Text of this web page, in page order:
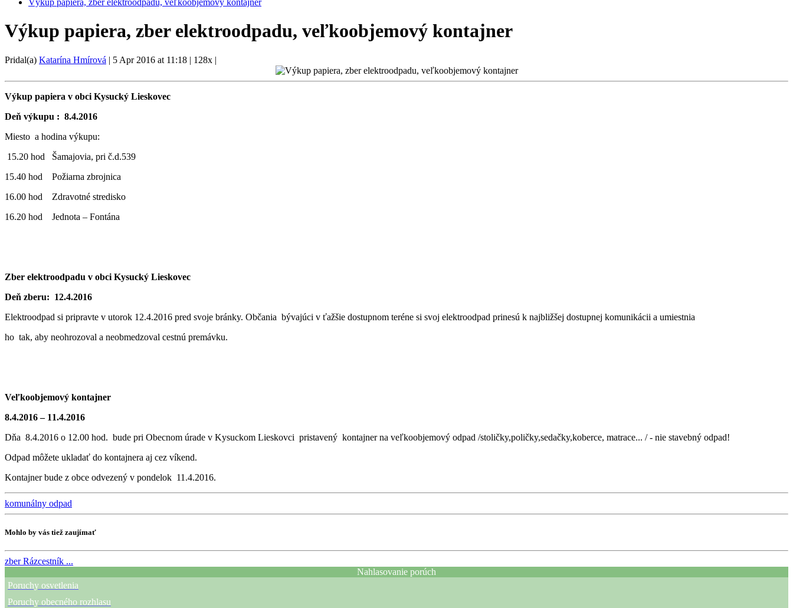
Výkup papiera, zber elektroodpadu, veľkoobjemový kontajner
Výkup papiera, zber elektroodpadu, veľkoobjemový kontajner
Pridal(a) Katarína Hmírová | 5 Apr 2016 at 11:18 | 128x |
Výkup papiera v obci Kysucký Lieskovec
Deň výkupu : 8.4.2016
Miesto a hodina výkupu:
15.20 hod Šamajovia, pri č.d.539
15.40 hod Požiarna zbrojnica
16.00 hod Zdravotné stredisko
16.20 hod Jednota – Fontána
Zber elektroodpadu v obci Kysucký Lieskovec
Deň zberu: 12.4.2016
Elektroodpad si pripravte v utorok 12.4.2016 pred svoje bránky. Občania bývajúci v ťažšie dostupnom teréne si svoj elektroodpad prinesú k najbližšej dostupnej komunikácii a umiestnia
ho tak, aby neohrozoval a neobmedzoval cestnú premávku.
Veľkoobjemový kontajner
8.4.2016 – 11.4.2016
Dňa 8.4.2016 o 12.00 hod. bude pri Obecnom úrade v Kysuckom Lieskovci pristavený kontajner na veľkoobjemový odpad /stoličky,poličky,sedačky,koberce, matrace... / - nie stavebný odpad!
Odpad môžete ukladať do kontajnera aj cez víkend.
Kontajner bude z obce odvezený v pondelok 11.4.2016.
komunálny odpad
Mohlo by vás tiež zaujímať
zberRázcestník ...
Nahlasovanie porúch
Poruchy osvetlenia
Poruchy obecného rozhlasu